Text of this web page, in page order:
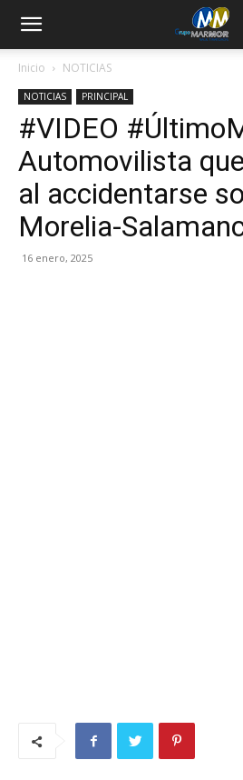
Inicio NOTICIAS
NOTICIAS PRINCIPAL
#VIDEO
Automovilista
al accidentarse
Morelia-
16 enero, 2025